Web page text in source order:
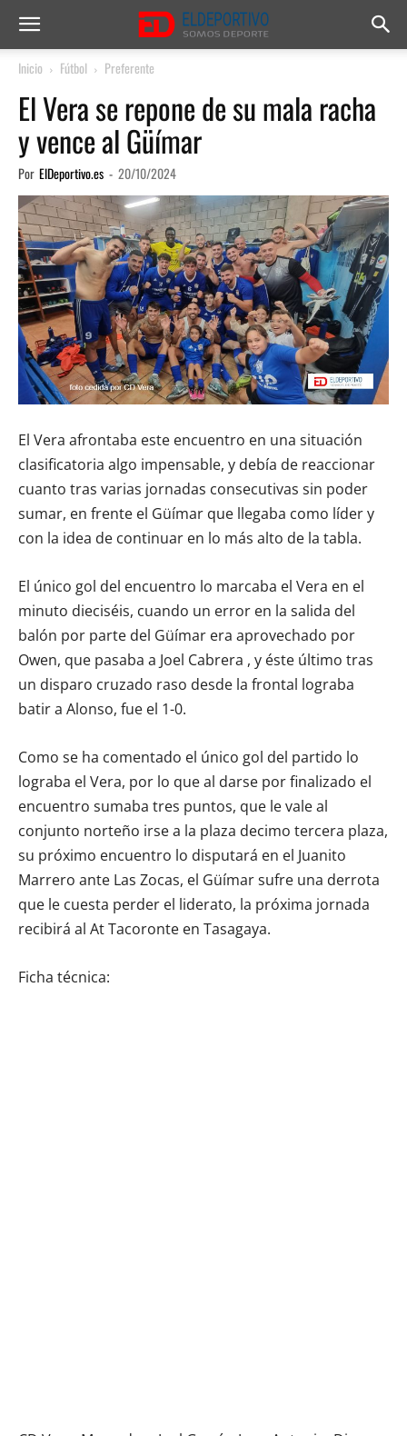
Inicio Fútbol Preferente
El Vera se repone de su mala racha
y vence al Güímar
Por ElDeportivo.es - 20/10/2024
El Vera afrontaba este encuentro en una situación
clasificatoria algo impensable, y debía de reaccionar
cuanto tras varias jornadas consecutivas sin poder
sumar, en frente el Güímar que llegaba como líder y
con la idea de continuar en lo más alto de la tabla.
El único gol del encuentro lo marcaba el Vera en el
minuto dieciséis, cuando un error en la salida del
balón por parte del Güímar era aprovechado por
Owen, que pasaba a Joel Cabrera , y éste último tras
un disparo cruzado raso desde la frontal lograba
batir a Alonso, fue el 1-0.
Como se ha comentado el único gol del partido lo
lograba el Vera, por lo que al darse por finalizado el
encuentro sumaba tres puntos, que le vale al
conjunto norteño irse a la plaza decimo tercera plaza,
su próximo encuentro lo disputará en el Juanito
Marrero ante Las Zocas, el Güímar sufre una derrota
que le cuesta perder el liderato, la próxima jornada
recibirá al At Tacoronte en Tasagaya.
Ficha técnica: